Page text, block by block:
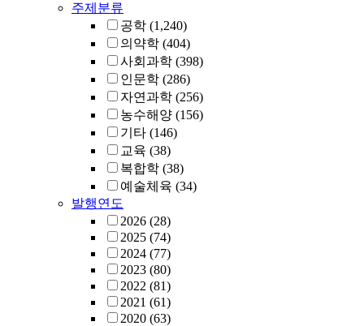
주제분류
공학 (1,240)
의약학 (404)
사회과학 (398)
인문학 (286)
자연과학 (256)
농수해양 (156)
기타 (146)
교육 (38)
복합학 (38)
예술체육 (34)
발행연도
2026 (28)
2025 (74)
2024 (77)
2023 (80)
2022 (81)
2021 (61)
2020 (63)